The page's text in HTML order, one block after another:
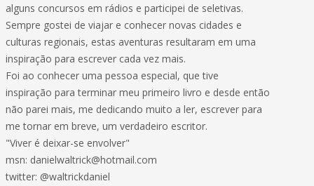
alguns concursos em rádios e participei de seletivas.
Sempre gostei de viajar e conhecer novas cidades e
culturas regionais, estas aventuras resultaram em uma
inspiração para escrever cada vez mais.
Foi ao conhecer uma pessoa especial, que tive
inspiração para terminar meu primeiro livro e desde então
não parei mais, me dedicando muito a ler, escrever para
me tornar em breve, um verdadeiro escritor.
"Viver é deixar-se envolver"
msn: danielwaltrick@hotmail.com
twitter: @waltrickdaniel